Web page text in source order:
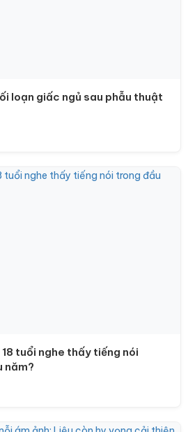
loạn giấc ngủ sau phẫu thuật
tuổi nghe thấy tiếng nói
năm?